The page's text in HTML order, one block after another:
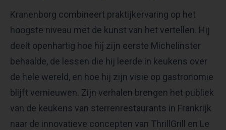
Kranenborg combineert praktijkervaring op het
hoogste niveau met de kunst van het vertellen. Hij
deelt openhartig hoe hij zijn eerste Michelinster
behaalde, de lessen die hij leerde in keukens over
de hele wereld, en hoe hij zijn visie op gastronomie
blijft vernieuwen. Zijn verhalen brengen het publiek
van de keukens van sterrenrestaurants in Frankrijk
naar de innovatieve concepten van ThrillGrill en Le